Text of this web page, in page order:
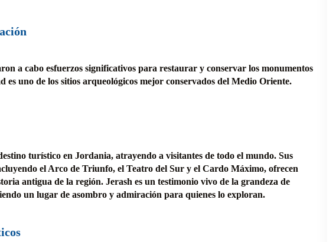
a cabo esfuerzos significativos para restaurar y conservar los monumentos
es uno de los sitios arqueológicos mejor conservados del Medio Oriente.
turístico en Jordania, atrayendo a visitantes de todo el mundo. Sus
el Arco de Triunfo, el Teatro del Sur y el Cardo Máximo, ofrecen
antigua de la región. Jerash es un testimonio vivo de la grandeza de
un lugar de asombro y admiración para quienes lo exploran.